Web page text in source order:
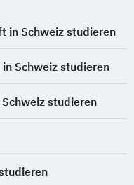
in Schweiz studieren
Schweiz studieren
studieren